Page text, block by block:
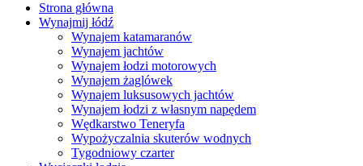
Strona główna
Wynajmij łódź
Wynajem katamaranów
Wynajem jachtów
Wynajem łodzi motorowych
Wynajem żaglówek
Wynajem luksusowych jachtów
Wynajem łodzi z własnym napędem
Wędkarstwo Teneryfa
Wypożyczalnia skuterów wodnych
Tygodniowy czarter